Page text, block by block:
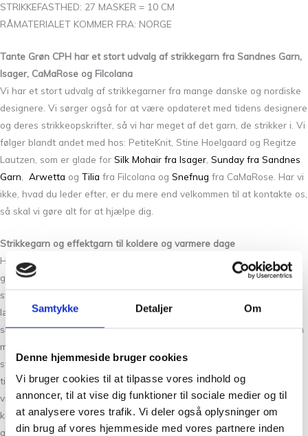
Samtykke Detaljer Om
Denne hjemmeside bruger cookies
Vi bruger cookies til at tilpasse vores indhold og
annoncer, til at vise dig funktioner til sociale medier og til
at analysere vores trafik. Vi deler også oplysninger om
din brug af vores hjemmeside med vores partnere inden
STRIKKEFASTHED: 27 MASKER = 10 CM
RÅMATERIALET KOMMER FRA: NORGE
Tante Grøn CPH har et stort udvalg af strikkegarn fra Sandnes Garn,
Isager, CaMaRose og Filcolana
Vi har et stort udvalg af strikkegarner fra mange danske og nordiske
designere. Vi sørger også for at være opdateret med tidens designere
og deres strikkeopskrifter, så vi har meget af det garn, de strikker i. Vi
følger blandt andet med hos: PetiteKnit, Stine Hoelgaard og Regitze
Lautzen, som er glade for Silk Mohair fra Isager Sunday fra Sandnes
Garn
Arwetta og Tilia fra Filcolana og Snefnug fra CaMaRose. Har vi
ikke, hvad du leder efter, er du mere end velkommen til at kontakte os,
så skal vi gøre alt for at hjælpe dig.
Strikkegarn og effektgarn til koldere og varmere dage
Hos Tante Grøn CPH finder du en masse skønt garn, der egner sig
godt til både vinterstrik, sommerstrik og alt midt imellem. Skal du
strikke eller hækle et par fine strømper, har vi et bredt udvalg af
lækkert og blødt strømpegarn i mange farver og varianter som f.eks:
silke, mohair, kamgarn og uldgarn fraArwetta. Vi har også effektgarn
med glimmer i
strikketøjet. Vi har mange skønne bomuldsgarner, der egner sig godt
til baby- og børnestrik, sommerstik og interiørstrik som håndklæder,
viskestykker og grydelapper. Vi sælger også uldgarn og hørgarn, der
kan bruges til at strikke en lækker sweater, vest eller bluse, som kan
anvendes til de lune sommeraftener eller koldere vinderdage.